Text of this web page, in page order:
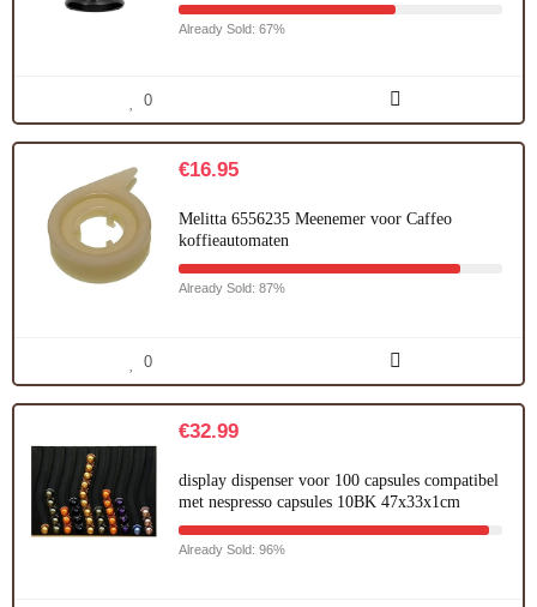
Already Sold: 67%
0
€16.95
Melitta 6556235 Meenemer voor Caffeo
koffieautomaten
Already Sold: 87%
0
€32.99
display dispenser voor 100 capsules compatibel
met nespresso capsules 10BK 47x33x1cm
Already Sold: 96%